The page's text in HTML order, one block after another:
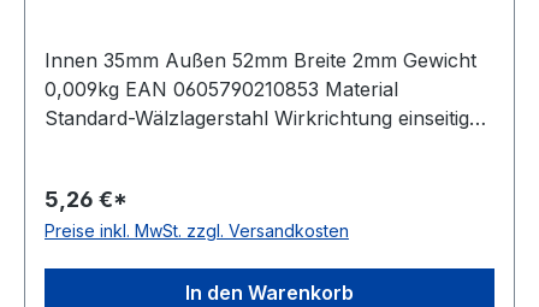
Innen 35mm Außen 52mm Breite 2mm Gewicht
0,009kg EAN 0605790210853 Material
Standard-Wälzlagerstahl Wirkrichtung einseitig
+120 °C
5,26 €*
Preise inkl. MwSt. zzgl. Versandkosten
In den Warenkorb